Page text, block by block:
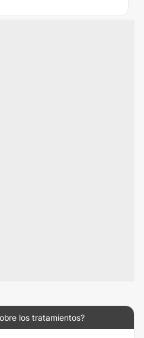
los tratamientos?